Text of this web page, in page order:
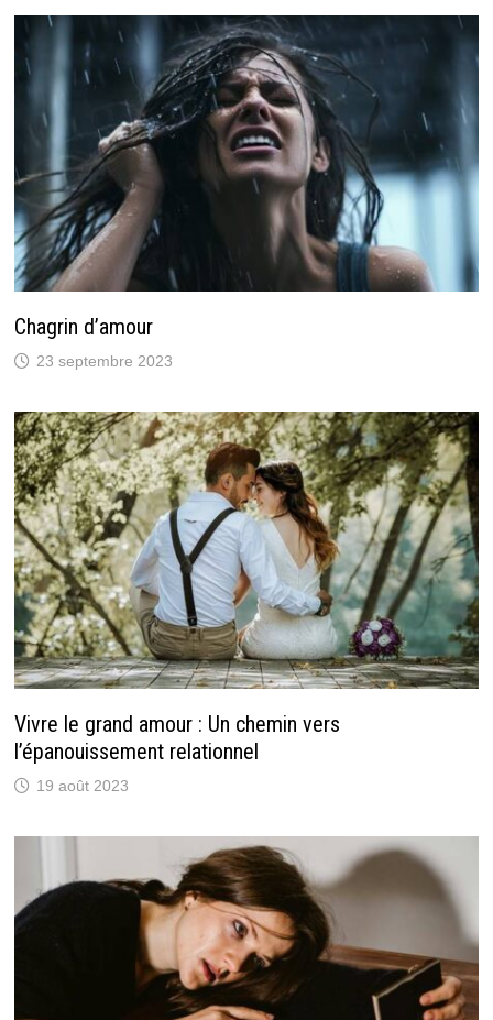
Chagrin d’amour
23 septembre 2023
Vivre le grand amour : Un chemin vers
l’épanouissement relationnel
19 août 2023